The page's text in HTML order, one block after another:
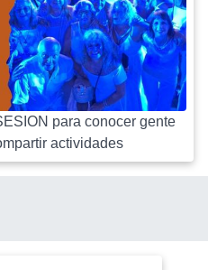
para conocer gente
actividades